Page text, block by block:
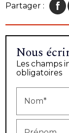
Partager :
Nous
Les champs
obligatoires
Nom*